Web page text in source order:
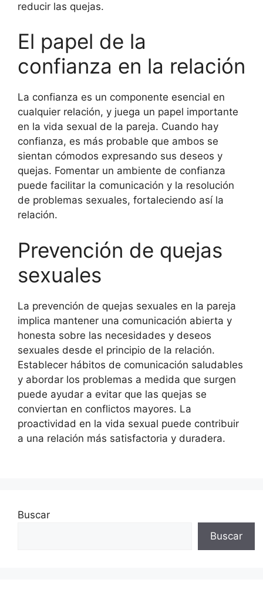
reducir las quejas.
El papel de la
confianza en la relación
La confianza es un componente esencial en
cualquier relación, y juega un papel importante
en la vida sexual de la pareja. Cuando hay
confianza, es más probable que ambos se
sientan cómodos expresando sus deseos y
quejas. Fomentar un ambiente de confianza
puede facilitar la comunicación y la resolución
de problemas sexuales, fortaleciendo así la
relación.
Prevención de quejas
sexuales
La prevención de quejas sexuales en la pareja
implica mantener una comunicación abierta y
honesta sobre las necesidades y deseos
sexuales desde el principio de la relación.
Establecer hábitos de comunicación saludables
y abordar los problemas a medida que surgen
puede ayudar a evitar que las quejas se
conviertan en conflictos mayores. La
proactividad en la vida sexual puede contribuir
a una relación más satisfactoria y duradera.
Buscar
Buscar